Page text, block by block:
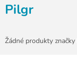
Pilgr
Žádné produkty značky